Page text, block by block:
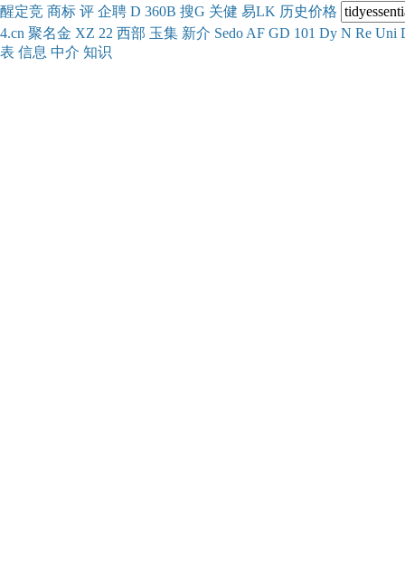
醒定竞 商标 评 企聘 D 360B 搜G 关健 易LK 历史价格
4.cn 聚名金 XZ 22 西部 玉集 新介 Sedo AF GD 101 Dy N Re Uni
表 信息 中介 知识